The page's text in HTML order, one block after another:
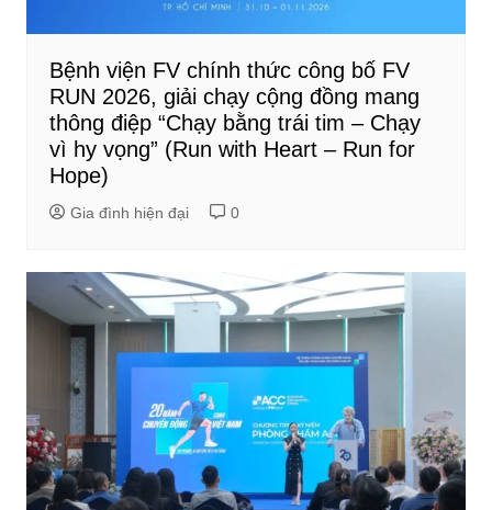
Bệnh viện FV chính thức công bố FV
RUN 2026, giải chạy cộng đồng mang
thông điệp “Chạy bằng trái tim – Chạy
vì hy vọng” (Run with Heart – Run for
Hope)
Gia đình hiện đại 0